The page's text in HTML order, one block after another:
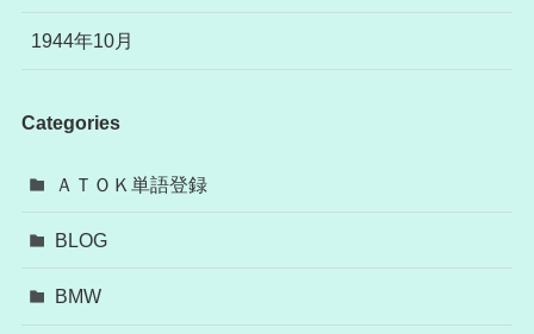
1944年10月
Categories
ＡＴＯＫ単語登録
BLOG
BMW